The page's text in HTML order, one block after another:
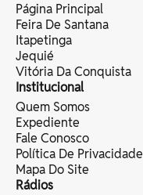
Página Principal
Feira De Santana
Itapetinga
Jequié
Vitória Da Conquista
Institucional
Quem Somos
Expediente
Fale Conosco
Política De Privacidade
Mapa Do Site
Rádios